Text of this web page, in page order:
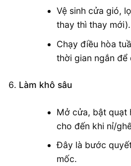
Vệ sinh cửa gió,
thay thì thay mới).
Chạy điều hòa
thời gian ngắn để
Làm khô sâu
Mở cửa, bật quạt
cho đến khi nỉ/
Đây là bước
mốc.